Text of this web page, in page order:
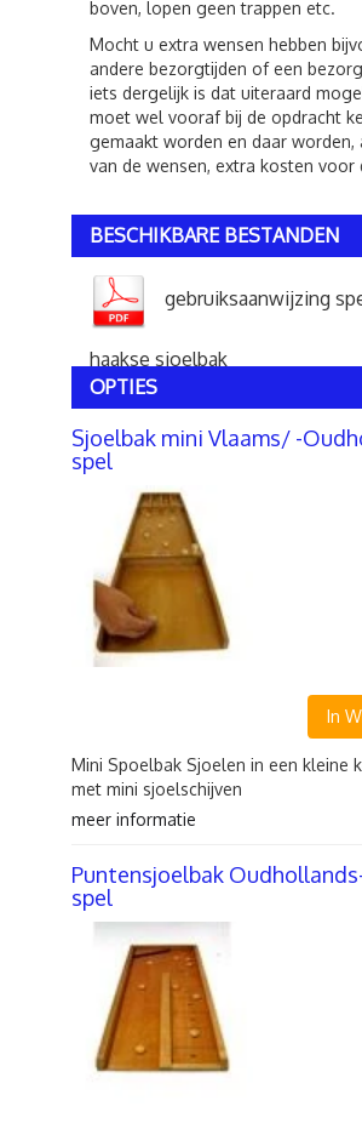
boven, lopen geen trappen etc.
Mocht u extra wensen hebben
andere bezorgtijden of een
iets dergelijk is dat uiteraard
moet wel vooraf bij de opdracht
gemaakt worden en daar worden,
van de wensen, extra kosten voor
BESCHIKBARE BESTANDEN
gebruiksaanwijzing
haakse sjoelbak
OPTIES
Sjoelbak mini Vlaams/ -
spel
In
Mini Spoelbak Sjoelen in een kleine
met mini sjoelschijven
meer informatie
Puntensjoelbak
spel